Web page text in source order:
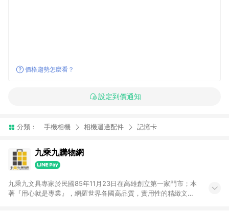
價格趨勢怎麼看？
設定到價通知
分類： 手機相機 相機週邊配件 記憶卡
九乘九購物網
九乘九文具專家於民國85年11月23日在高雄創立第一家門市；本
著『用心就是專業』，網羅世界各國高品質，實用性的精緻文具